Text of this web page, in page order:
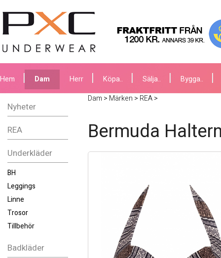
Hem Dam Herr Köpa.. Sälja.. Bygga..
Nyheter
REA
Underkläder
BH
Leggings
Linne
Trosor
Tillbehör
Badkläder
Dam > Märken > REA>
Bermuda